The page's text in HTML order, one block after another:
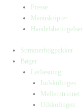
Presse
Manuskripter
Handelsbetingelser
Sommerbogpakker
Bøger
Letlæsning
Indskolingen
Mellemtrinnet
Udskolingen